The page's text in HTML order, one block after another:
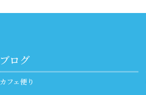
ブログ
カフェ便り